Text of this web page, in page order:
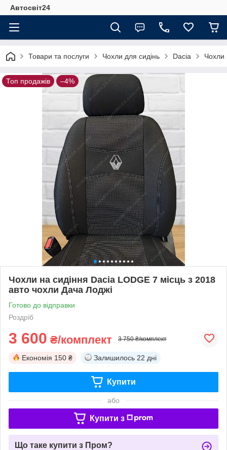
Автосвіт24
Товари та послуги Чохли для сидінь Dacia Чохли
Топ продажів –4%
Чохли на сидіння Dacia LODGE 7 місць з 2018
авто чохли Дача Лоджі
Готово до відправки
Роздріб
3 600 ₴/комплект 3 750 ₴/комплект
Економія 150 ₴ Залишилось 22 дні
Купити
або
Купити з
Що таке купити з Пром?